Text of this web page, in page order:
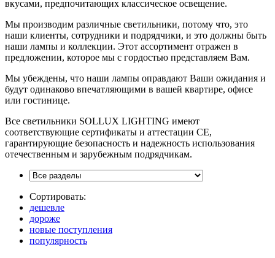
вкусами, предпочитающих классическое освещение.
Мы производим различные светильники, потому что, это
наши клиенты, сотрудники и подрядчики, и это должны быть
наши лампы и коллекции. Этот ассортимент отражен в
предложении, которое мы с гордостью представляем Вам.
Мы убеждены, что наши лампы оправдают Ваши ожидания и
будут одинаково впечатляющими в вашей квартире, офисе
или гостинице.
Все светильники SOLLUX LIGHTING имеют
соответствующие сертификаты и аттестации CE,
гарантирующие безопасность и надежность использования
отечественным и зарубежным подрядчикам.
Сортировать:
дешевле
дороже
новые поступления
популярность